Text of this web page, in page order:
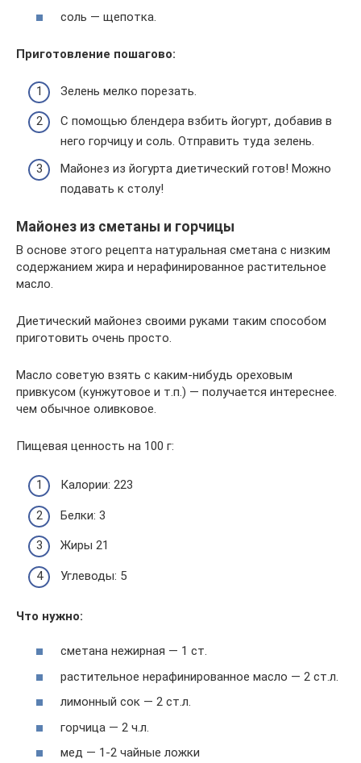
соль — щепотка.
Приготовление пошагово:
Зелень мелко порезать.
С помощью блендера взбить йогурт, добавив в
него горчицу и соль. Отправить туда зелень.
Майонез из йогурта диетический готов! Можно
подавать к столу!
Майонез из сметаны и горчицы
В основе этого рецепта натуральная сметана с низким
содержанием жира и нерафинированное растительное
масло.
Диетический майонез своими руками таким способом
приготовить очень просто.
Масло советую взять с каким-нибудь ореховым
привкусом (кунжутовое и т.п.) — получается интереснее.
чем обычное оливковое.
Пищевая ценность на 100 г:
Калории: 223
Белки: 3
Жиры 21
Углеводы: 5
Что нужно:
сметана нежирная — 1 ст.
растительное нерафинированное масло — 2 ст.л.
лимонный сок — 2 ст.л.
горчица — 2 ч.л.
мед — 1-2 чайные ложки